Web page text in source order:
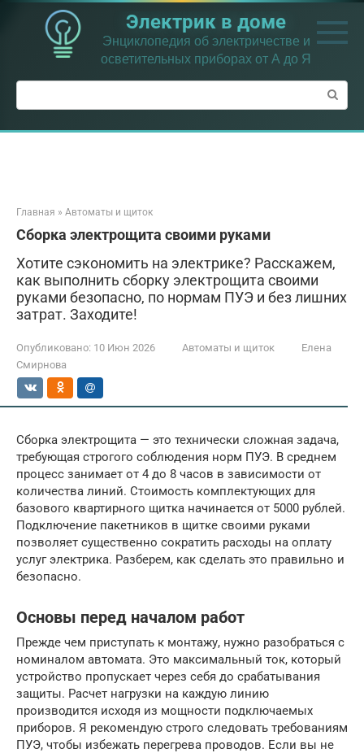
Перейти
контенту
Электрик в доме
Энциклопедия об электричестве и
осветительных приборах от А до Я
Поиск:
Главная » Автоматы и щиток
Сборка электрощита своими руками
Хотите сэкономить на электрике? Расскажем,
как выполнить сборку электрощита своими
руками безопасно, по нормам ПУЭ и без лишних
затрат. Заходите!
Опубликовано: 10 Июн 2026 Автоматы и щиток
Елена
Смирнова
Сборка электрощита — это технически сложная задача,
требующая строгого соблюдения норм ПУЭ. В среднем
процесс занимает от 4 до 8 часов в зависимости от
количества линий. Стоимость комплектующих для
базового квартирного щитка начинается от 5000 рублей.
Подключение пакетников в щитке своими руками
позволяет существенно сократить расходы на оплату
услуг электрика. Разберем, как сделать это правильно и
безопасно.
Основы перед началом работ
Прежде чем приступать к монтажу, нужно разобраться с
номиналом автомата. Это максимальный ток, который
устройство пропускает через себя до срабатывания
защиты. Расчет нагрузки на каждую линию
производится исходя из мощности подключаемых
приборов. Я рекомендую строго следовать требованиям
ПУЭ, чтобы избежать перегрева проводов. Если вы не